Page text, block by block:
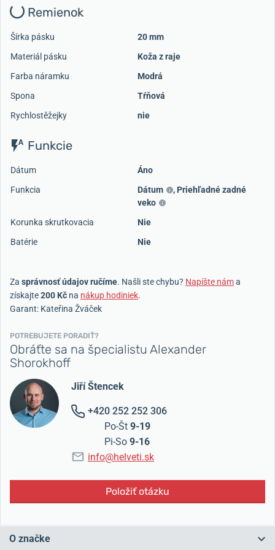
Remienok
Šírka pásku
20 mm
Materiál pásku
Koža z raje
Farba náramku
Modrá
Spona
Tŕňová
Rychlostěžejky
nie
Funkcie
Dátum
Áno
Funkcia
Dátum , Priehľadné zadné
veko
Korunka skrutkovacia
Nie
Batérie
Nie
Za správnosť údajov ručíme. Našli ste chybu? Napíšte náma
získajte200 Kč na nákup hodiniek.
Garant: Kateřina Žváček
POTREBUJETE PORADIŤ?
Obráťte sa na špecialistu Alexander
Shorokhoff
Jiří Štencek
+420 252 252 306
Po-Št 9-19
Pi-So 9-16
info@helveti.sk
Položiť otázku
O značke